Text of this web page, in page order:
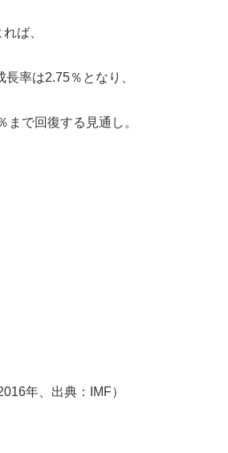
ば、
率は2.75％となり、
まで回復する見通し。
年、出典：IMF）